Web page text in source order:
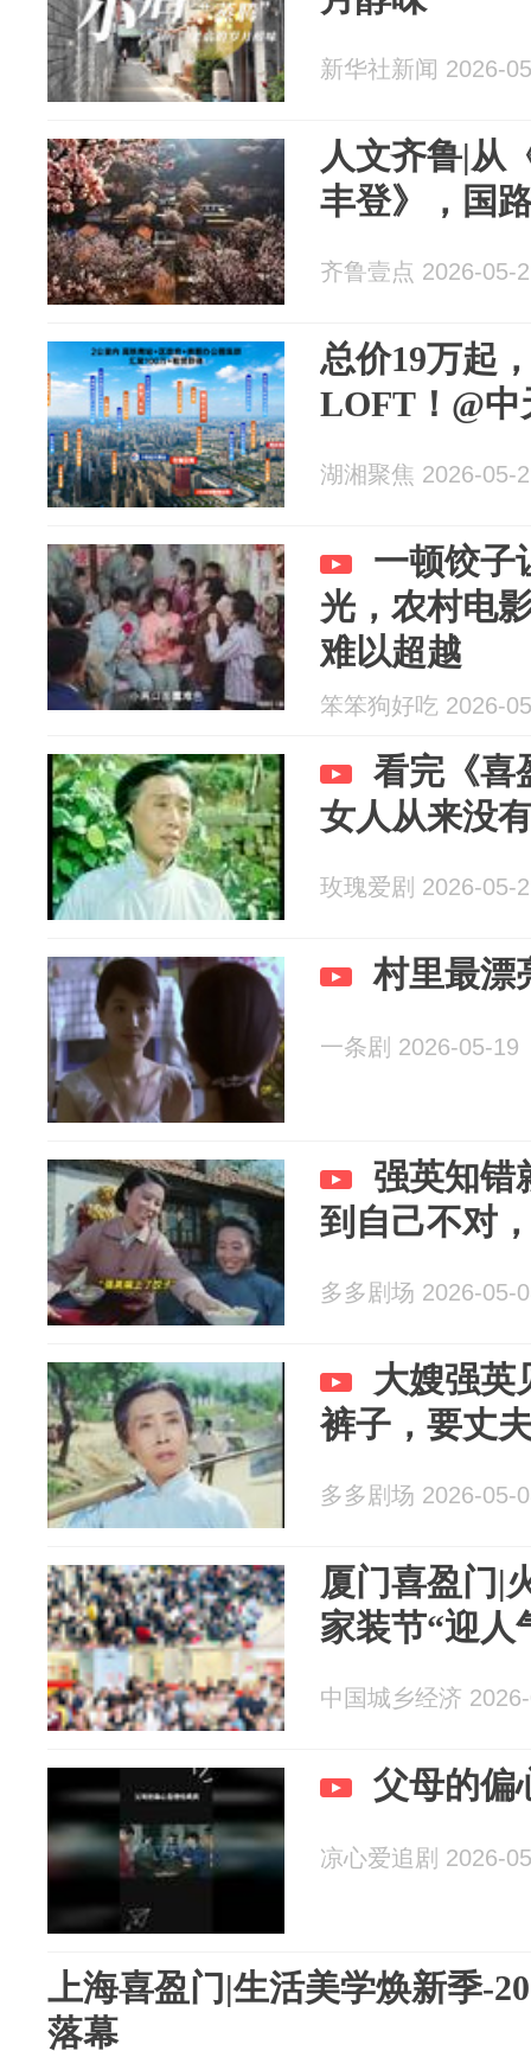
新华社新闻 2026-
人文齐鲁|从
丰登》，国
齐鲁壹点 2026-05-
总价19万起
LOFT！@中
湖湘聚焦 2026-05-
一顿饺子
光，农村电
难以超越
笨笨狗好吃 2026-
看完《喜
女人从来没
玫瑰爱剧 2026-05-
村里最漂
一条剧 2026-05-19
强英知错
到自己不对
多多剧场 2026-05-
大嫂强英
裤子，要丈
多多剧场 2026-05-
厦门喜盈门|
家装节“迎人
中国城乡经济
父母的偏
凉心爱追剧 2026-
上海喜盈门|生活美学焕新季-
落幕